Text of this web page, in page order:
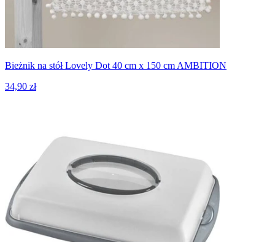
Bieżnik na stół Lovely Dot 40 cm x 150 cm AMBITION
34,90 zł